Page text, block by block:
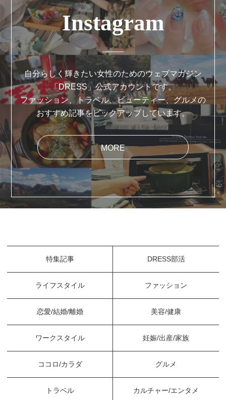
Instagram
自分らしく輝きたい女性のためのウェブマガジン
「DRESS」公式アカウントです。
ファッション、トラベル、ビューティー、グルメの
おすすめ記事をピックアップしています。
MORE
特集記事 DRESS部活
ライフスタイル ファッション
恋愛/結婚/離婚 美容/健康
ワークスタイル 妊娠/出産/家族
ココロ/カラダ グルメ
トラベル カルチャー/エンタメ